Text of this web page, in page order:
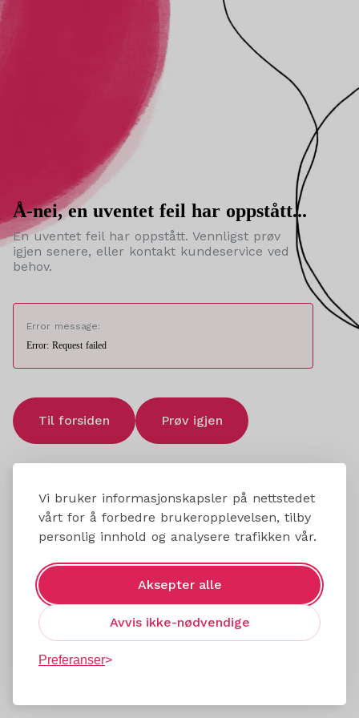
Vi bruker informasjonskapsler på nettstedet
vårt for å forbedre brukeropplevelsen, tilby
personlig innhold og analysere trafikken vår.
Aksepter alle
Avvis ikke-nødvendige
Preferanser
Å-nei, en uventet feil har oppstått...
En uventet feil har oppstått. Vennligst prøv
igjen senere, eller kontakt kundeservice ved
behov.
Error message:
Error: Request failed
Til forsiden Prøv igjen